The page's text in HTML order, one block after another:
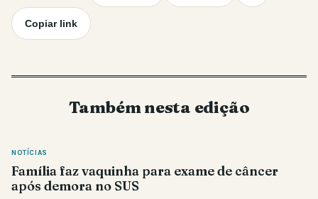
Copiar link
Também nesta edição
NOTÍCIAS
Família faz vaquinha para exame de câncer
após demora no SUS